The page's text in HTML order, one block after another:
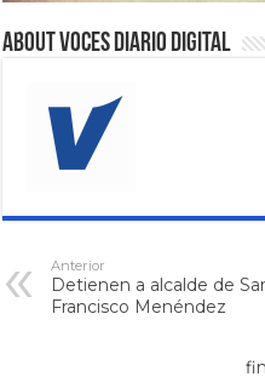
About VOCES Diario digital
Anterior
Detienen a alcalde de
Francisco Menéndez